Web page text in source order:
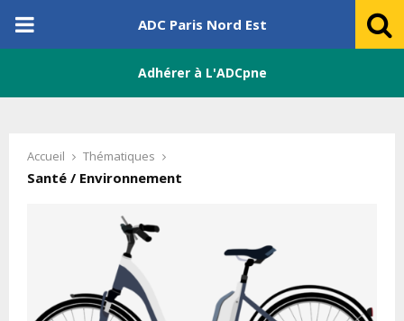
PRIMARY
ADC Paris Nord Est
Adhérer à L'ADCpne
Accueil Thématiques
Santé / Environnement